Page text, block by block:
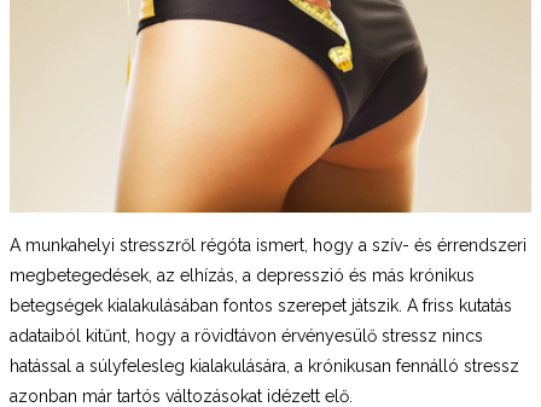
A munkahelyi stresszről régóta ismert, hogy a szív- és érrendszeri
megbetegedések, az elhízás, a depresszió és más krónikus
betegségek kialakulásában fontos szerepet játszik. A friss kutatás
adataiból kitűnt, hogy a rövidtávon érvényesülő stressz nincs
hatással a súlyfelesleg kialakulására, a krónikusan fennálló stressz
azonban már tartós változásokat idézett elő.